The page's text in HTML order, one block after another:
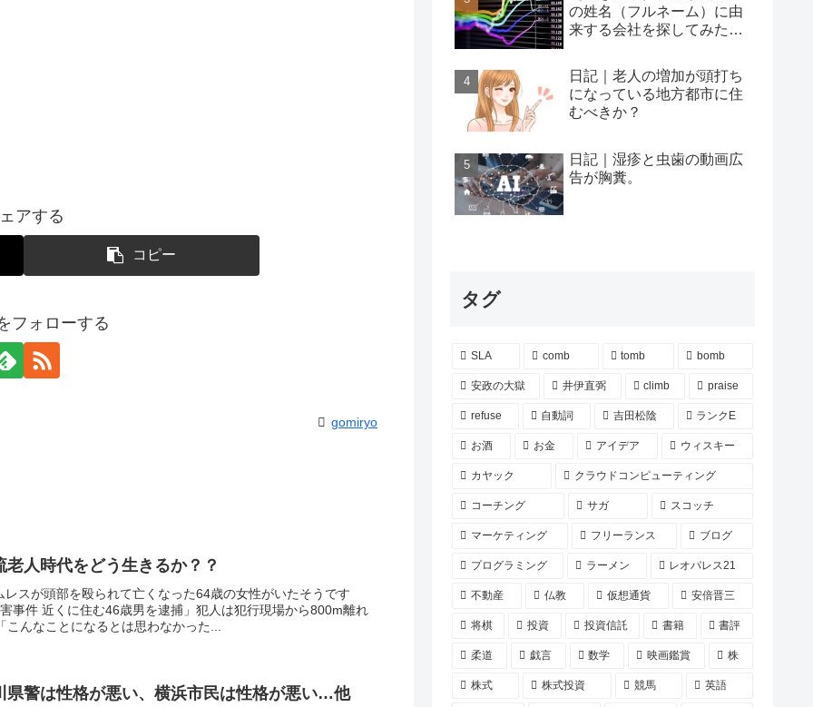
アする
コピー
フォローする
gomiryo
人時代をどう生きるか？？
スが頭部を殴られて亡くなった64歳の女性がいたそうです
事件 近くに住む46歳男を逮捕」犯人は犯行現場から800m離れ
んなことになるとは思わなかった...
県警は性格が悪い、横浜市民は性格が悪い…他
の姓名（フルネーム）に由
来する会社を探してみた…
日記｜老人の増加が頭打ち
になっている地方都市に住
むべきか？
日記｜湿疹と虫歯の動画広
告が胸糞。
タグ
SLA comb tomb bomb
安政の大獄 井伊直弼 climb praise
refuse 自動詞 吉田松陰 ランクE
お酒 お金 アイデア ウィスキー
カヤック クラウドコンピューティング
コーチング サガ スコッチ
マーケティング フリーランス ブログ
プログラミング ラーメン レオパレス21
不動産 仏教 仮想通貨 安倍晋三
将棋 投資 投資信託 書籍 書評
柔道 戯言 数学 映画鑑賞 株
株式 株式投資 競馬 英語